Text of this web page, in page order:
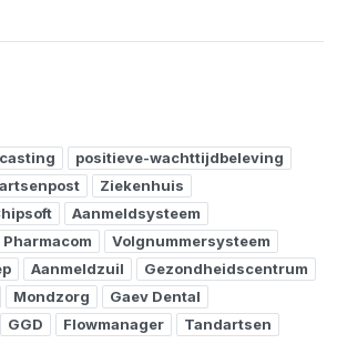
positieve-wachttijdbeleving
Ziekenhuis
Aanmeldsysteem
Pharmacom
Volgnummersysteem
Aanmeldzuil
Gezondheidscentrum
Mondzorg
Gaev Dental
GGD Flowmanager Tandartsen